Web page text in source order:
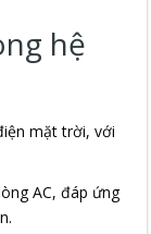
hệ
mặt trời, với
AC, đáp ứng